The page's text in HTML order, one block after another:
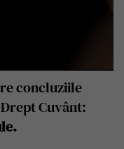
concluziile
Cuvânt: